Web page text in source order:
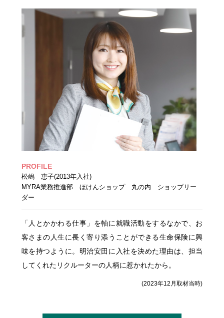
PROFILE
松嶋 恵子(2013年入社)
MYRA業務推進部 ほけんショップ 丸の内 ショップリー
ダー
「人とかかわる仕事」を軸に就職活動をするなかで、お
客さまの人生に長く寄り添うことができる生命保険に興
味を持つように。明治安田に入社を決めた理由は、担当
してくれたリクルーターの人柄に惹かれたから。
(2023年12月取材当時)